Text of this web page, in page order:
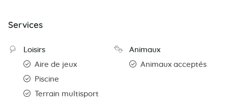
Services
Loisirs
Aire de jeux
Piscine
Terrain multisport
Animaux
Animaux acceptés